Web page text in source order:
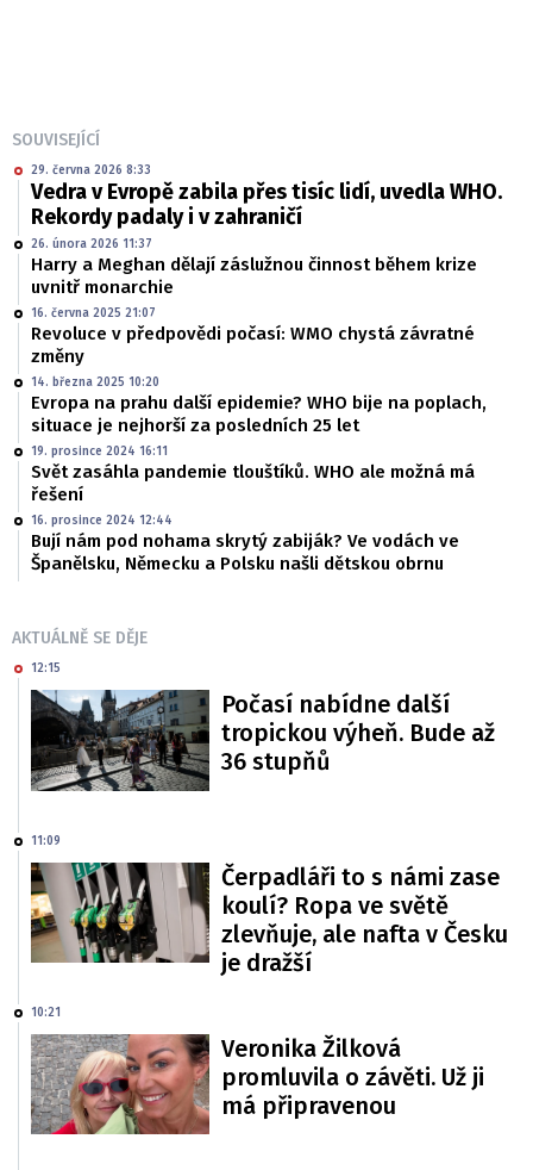
SOUVISEJÍCÍ
29. června 2026 8:33
Vedra v Evropě zabila přes tisíc lidí, uvedla WHO.
Rekordy padaly i v zahraničí
26. února 2026 11:37
Harry a Meghan dělají záslužnou činnost během krize
uvnitř monarchie
16. června 2025 21:07
Revoluce v předpovědi počasí: WMO chystá závratné
změny
14. března 2025 10:20
Evropa na prahu další epidemie? WHO bije na poplach,
situace je nejhorší za posledních 25 let
19. prosince 2024 16:11
Svět zasáhla pandemie tlouštíků. WHO ale možná má
řešení
16. prosince 2024 12:44
Bují nám pod nohama skrytý zabiják? Ve vodách ve
Španělsku, Německu a Polsku našli dětskou obrnu
AKTUÁLNĚ SE DĚJE
12:15
Počasí nabídne další
tropickou výheň. Bude až
36 stupňů
11:09
Čerpadláři to s námi zase
koulí? Ropa ve světě
zlevňuje, ale nafta v Česku
je dražší
10:21
Veronika Žilková
promluvila o závěti. Už ji
má připravenou